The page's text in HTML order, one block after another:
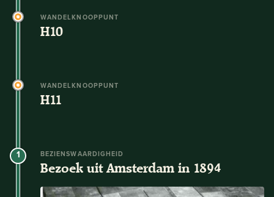
WANDELKNOOPPUNT
H10
WANDELKNOOPPUNT
H11
1 BEZIENSWAARDIGHEID
Bezoek uit Amsterdam in 1894